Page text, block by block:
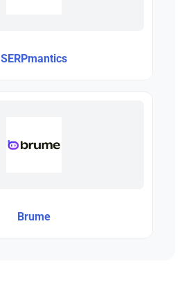
SERPmantics
Brume